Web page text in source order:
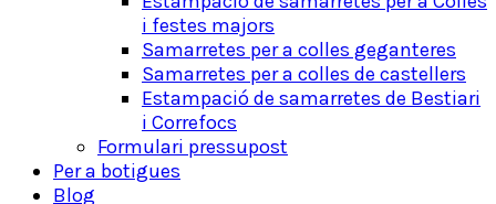
i festes majors
Samarretes per a colles geganteres
Samarretes per a colles de castellers
Estampació de samarretes de Bestiari
i Correfocs
Formulari pressupost
Per a botigues
Blog